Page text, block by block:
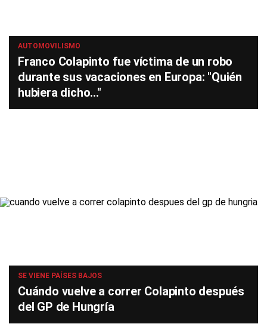
AUTOMOVILISMO
Franco Colapinto fue víctima de un robo
durante sus vacaciones en Europa: "Quién
hubiera dicho..."
SE VIENE PAÍSES BAJOS
Cuándo vuelve a correr Colapinto después
del GP de Hungría